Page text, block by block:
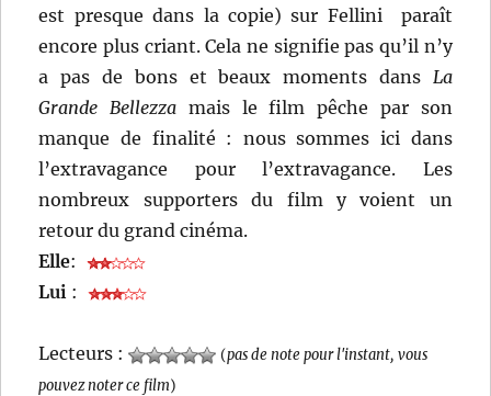
est presque dans la copie) sur Fellini paraît
encore plus criant. Cela ne signifie pas qu’il n’y
a pas de bons et beaux moments dans La
Grande Bellezza mais le film pêche par son
manque de finalité : nous sommes ici dans
l’extravagance pour l’extravagance. Les
nombreux supporters du film y voient un
retour du grand cinéma.
Elle:
Lui :
Lecteurs : (pas de note pour l'instant, vous
pouvez noter ce film)